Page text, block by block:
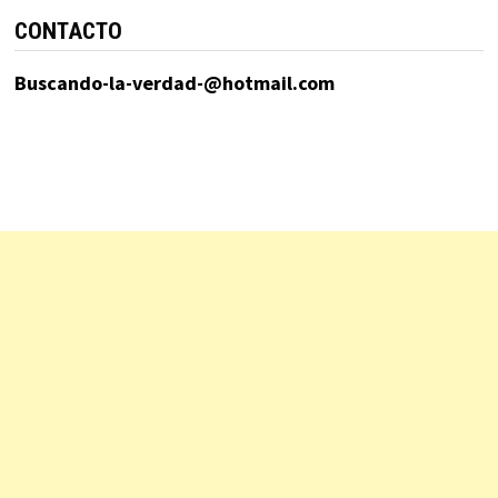
CONTACTO
Buscando-la-verdad-@hotmail.com